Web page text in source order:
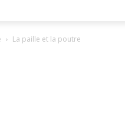
La paille et la poutre